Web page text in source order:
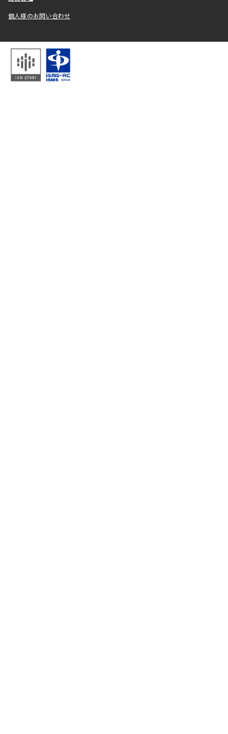
個人様のお問い合わせ